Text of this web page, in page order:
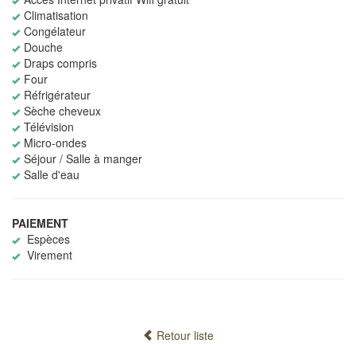
Climatisation
Congélateur
Douche
Draps compris
Four
Réfrigérateur
Sèche cheveux
Télévision
Micro-ondes
Séjour / Salle à manger
Salle d'eau
PAIEMENT
Espèces
Virement
Retour liste